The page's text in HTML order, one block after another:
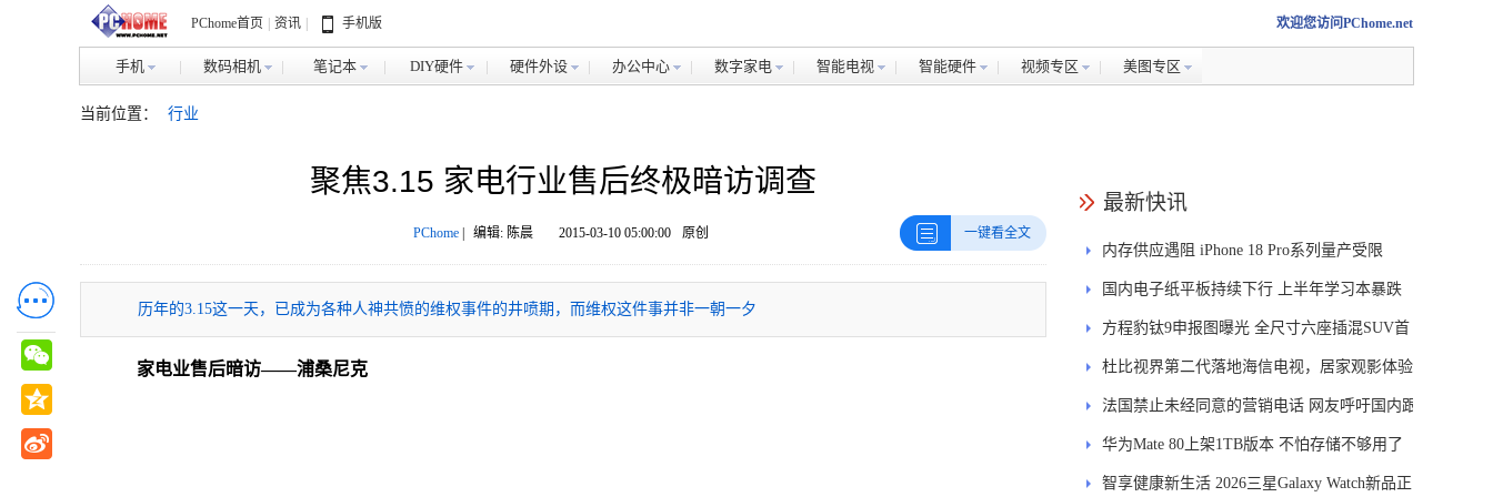
PChome首页 资讯 手机版 欢迎您访问PChome.net
手机 数码相机 笔记本 DIY硬件 硬件外设 办公中心 数字家电 智能电视 智能硬件 视频专区 美图专区
当前位置： 行业
聚焦3.15 家电行业售后终极暗访调查
PChome| 编辑: 陈晨 2015-03-10 05:00:00 原创 一键看全文
历年的3.15这一天，已成为各种人神共愤的维权事件的井喷期，而维权这件事并非一朝一夕
家电业售后暗访——浦桑尼克
最新快讯
内存供应遇阻 iPhone 18 Pro系列量产受限
国内电子纸平板持续下行 上半年学习本暴跌
84.6%
方程豹钛9申报图曝光 全尺寸六座插混SUV首
发DMS
杜比视界第二代落地海信电视，居家观影体验
能迎来哪些升级？
法国禁止未经同意的营销电话 网友呼吁国内跟
进
华为Mate 80上架1TB版本 不怕存储不够用了
智享健康新生活 2026三星Galaxy Watch新品正